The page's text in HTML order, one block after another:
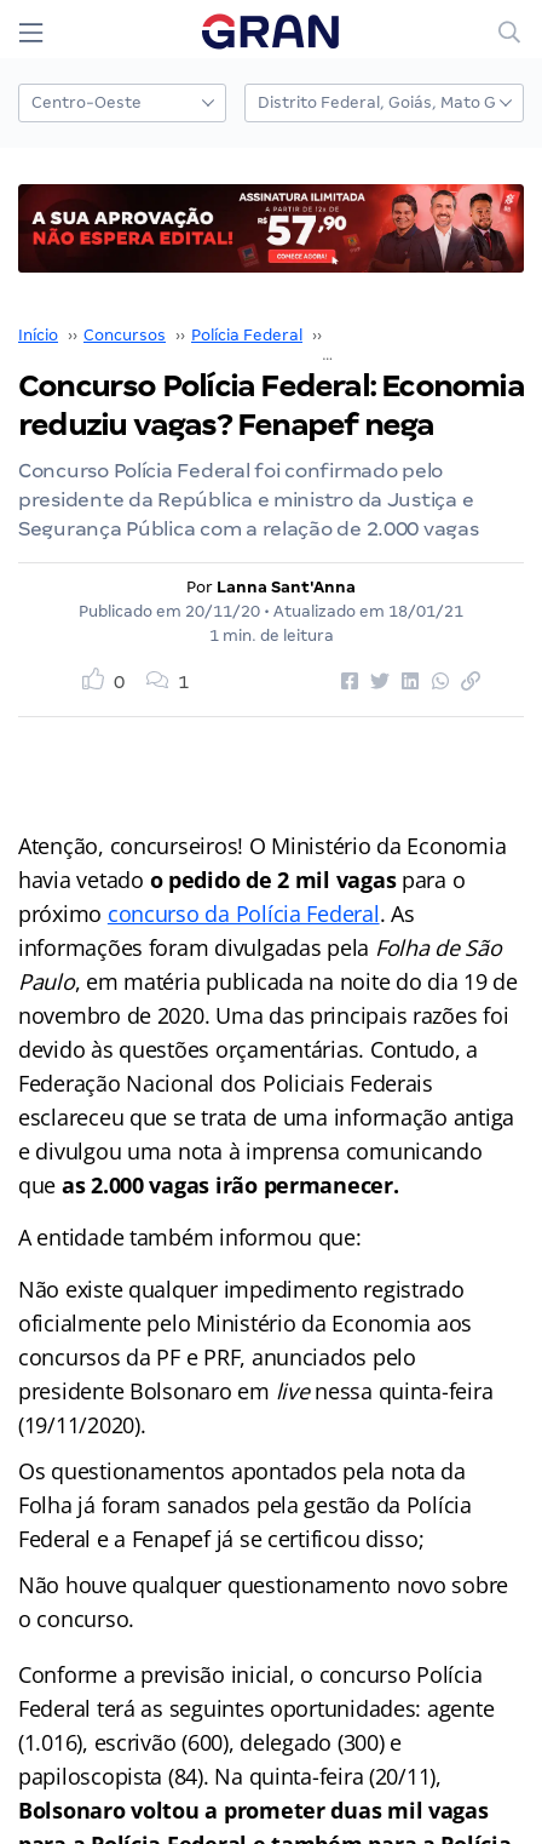
Início ›› Concursos ›› Polícia Federal ››
Concurso Polícia Federal: Economia
reduziu vagas? Fenapef nega
Concurso Polícia Federal foi confirmado pelo
presidente da República e ministro da Justiça e
Segurança Pública com a relação de 2.000 vagas
Por Lanna Sant'Anna
Publicado em 20/11/20 • Atualizado em 18/01/21
1 min. de leitura
0 1
Atenção, concurseiros! O Ministério da Economia
havia vetado o pedido de 2 mil vagaspara o
próximo concurso da Polícia Federal. As
informações foram divulgadas pela Folha de São
Paulo, em matéria publicada na noite do dia 19 de
novembro de 2020. Uma das principais razões foi
devido às questões orçamentárias. Contudo, a
Federação Nacional dos Policiais Federais
esclareceu que se trata de uma informação antiga
e divulgou uma nota à imprensa comunicando
que as 2.000 vagas irão permanecer.
A entidade também informou que:
Não existe qualquer impedimento registrado
oficialmente pelo Ministério da Economia aos
concursos da PF e PRF, anunciados pelo
presidente Bolsonaro em livenessa quinta-feira
(19/11/2020).
Os questionamentos apontados pela nota da
Folha já foram sanados pela gestão da Polícia
Federal e a Fenapef já se certificou disso;
Não houve qualquer questionamento novo sobre
o concurso.
Conforme a previsão inicial, o concurso Polícia
Federal terá as seguintes oportunidades: agente
(1.016), escrivão (600), delegado (300) e
papiloscopista (84). Na quinta-feira (20/11),
Bolsonaro voltou a prometer duas mil vagas